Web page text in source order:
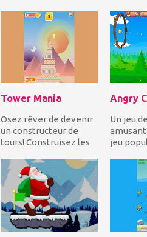
montée! Utilisez...
sautant
Tower Mania
Osez rêver de devenir
un constructeur de
tours! Construisez les
un monde fut...
Angry
Un jeu
jeu
lance-